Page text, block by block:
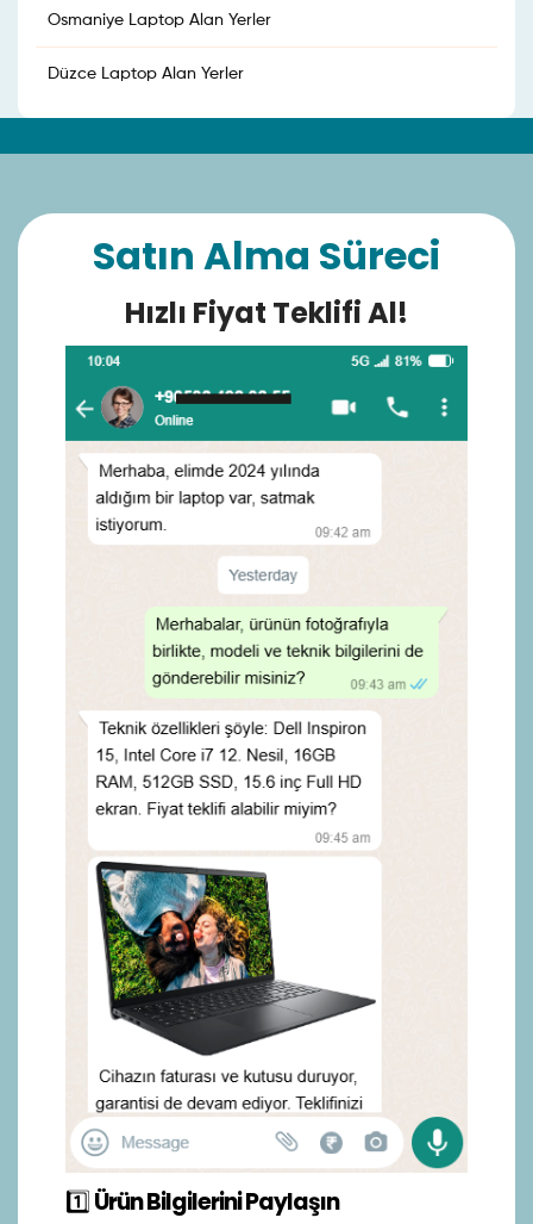
Osmaniye Laptop Alan Yerler
Düzce Laptop Alan Yerler
Satın Alma Süreci
Hızlı Fiyat Teklifi Al!
1️⃣ Ürün Bilgilerini Paylaşın